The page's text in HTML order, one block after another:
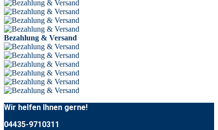
Bezahlung & Versand
Wir helfen Ihnen gerne!
04435-9710311